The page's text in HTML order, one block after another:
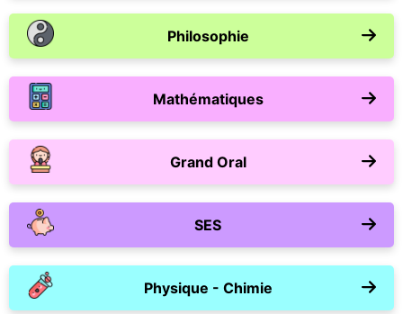
Philosophie
Mathématiques
Grand Oral
SES
Physique - Chimie